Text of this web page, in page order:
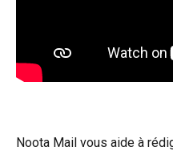
Noota Mail vous aide à